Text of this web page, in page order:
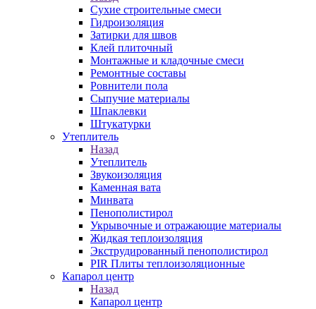
Сухие строительные смеси
Гидроизоляция
Затирки для швов
Клей плиточный
Монтажные и кладочные смеси
Ремонтные составы
Ровнители пола
Сыпучие материалы
Шпаклевки
Штукатурки
Утеплитель
Назад
Утеплитель
Звукоизоляция
Каменная вата
Минвата
Пенополистирол
Укрывочные и отражающие материалы
Жидкая теплоизоляция
Экструдированный пенополистирол
PIR Плиты теплоизоляционные
Капарол центр
Назад
Капарол центр